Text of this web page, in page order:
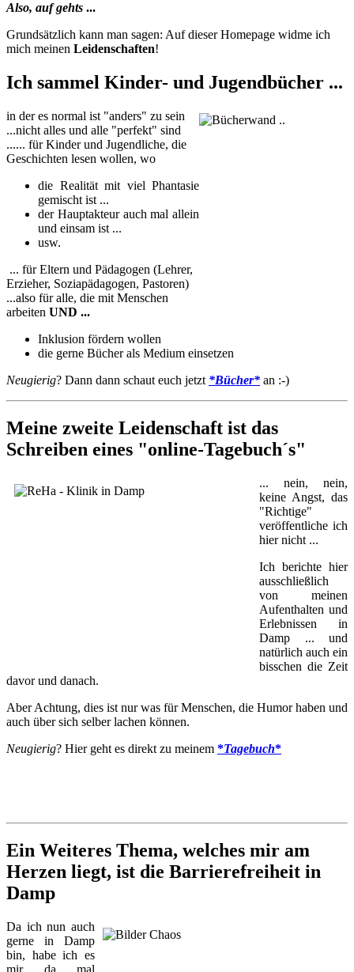
Also, auf gehts ...
Grundsätzlich kann man sagen: Auf dieser Homepage widme ich
mich meinen Leidenschaften!
Ich sammel Kinder- und Jugendbücher ...
in der es normal ist "anders" zu sein
...nicht alles und alle "perfekt" sind
...... für Kinder und Jugendliche, die
Geschichten lesen wollen, wo
die Realität mit viel Phantasie
gemischt ist ...
der Hauptakteur auch mal allein
und einsam ist ...
usw.
... für Eltern und Pädagogen (Lehrer,
Erzieher, Soziapädagogen, Pastoren)
...also für alle, die mit Menschen
arbeiten UND ...
Inklusion fördern wollen
die gerne Bücher als Medium einsetzen
Neugierig? Dann dann schaut euch jetzt *Bücher* an :-)
Meine zweite Leidenschaft ist das
Schreiben eines "online-Tagebuch´s"
... nein, nein,
keine Angst, das
"Richtige"
veröffentliche ich
hier nicht ...
Ich berichte hier
ausschließlich
von meinen
Aufenthalten und
Erlebnissen in
Damp ... und
natürlich auch ein
bisschen die Zeit
davor und danach.
Aber Achtung, dies ist nur was für Menschen, die Humor haben und
auch über sich selber lachen können.
Neugierig? Hier geht es direkt zu meinem *Tagebuch*
Ein Weiteres Thema, welches mir am
Herzen liegt, ist die Barrierefreiheit in
Damp
Da ich nun auch
gerne in Damp
bin, habe ich es
mir da mal